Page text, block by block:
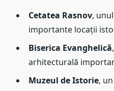
Cetatea Rasnov,
importante locații
Biserica Evanghelică
arhitecturală
Muzeul de Istorie,